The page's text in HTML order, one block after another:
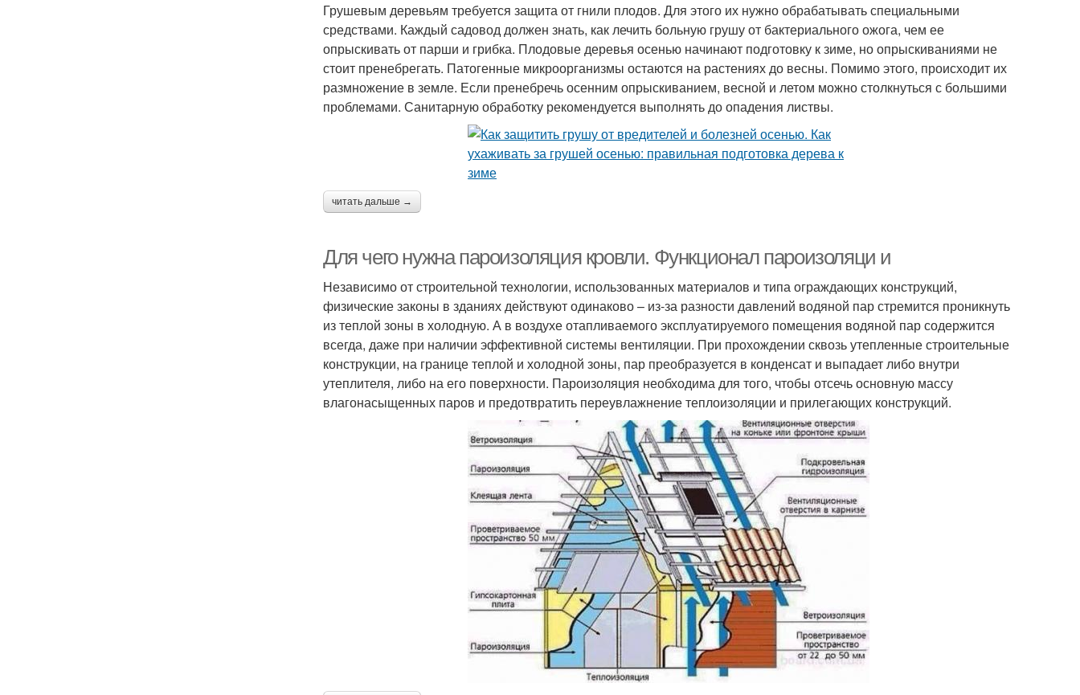
Грушевым деревьям требуется защита от гнили плодов. Для этого их нужно обрабатывать специальными
средствами. Каждый садовод должен знать, как лечить больную грушу от бактериального ожога, чем ее
опрыскивать от парши и грибка. Плодовые деревья осенью начинают подготовку к зиме, но опрыскиваниями не
стоит пренебрегать. Патогенные микроорганизмы остаются на растениях до весны. Помимо этого, происходит их
размножение в земле. Если пренебречь осенним опрыскиванием, весной и летом можно столкнуться с большими
проблемами. Санитарную обработку рекомендуется выполнять до опадения листвы.
читать дальше →
Для чего нужна пароизоляция кровли. Функционал пароизоляци и
Независимо от строительной технологии, использованных материалов и типа ограждающих конструкций,
физические законы в зданиях действуют одинаково – из-за разности давлений водяной пар стремится проникнуть
из теплой зоны в холодную. А в воздухе отапливаемого эксплуатируемого помещения водяной пар содержится
всегда, даже при наличии эффективной системы вентиляции. При прохождении сквозь утепленные строительные
конструкции, на границе теплой и холодной зоны, пар преобразуется в конденсат и выпадает либо внутри
утеплителя, либо на его поверхности. Пароизоляция необходима для того, чтобы отсечь основную массу
влагонасыщенных паров и предотвратить переувлажнение теплоизоляции и прилегающих конструкций.